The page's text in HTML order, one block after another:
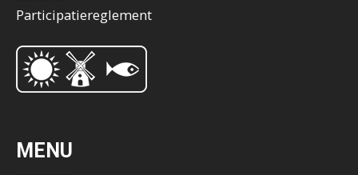
Participatiereglement
MENU